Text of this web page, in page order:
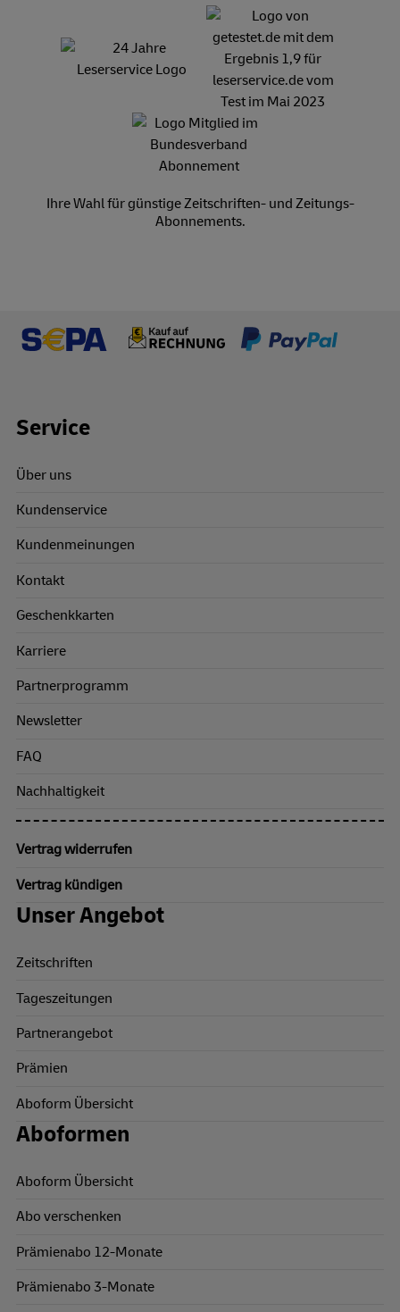
Ihre Wahl für günstige Zeitschriften- und Zeitungs-
Abonnements.
Footer Links
Service
Über uns
Kundenservice
Kundenmeinungen
Kontakt
Geschenkkarten
Karriere
Partnerprogramm
Newsletter
FAQ
Nachhaltigkeit
Vertrag widerrufen
Vertrag kündigen
Unser Angebot
Zeitschriften
Tageszeitungen
Partnerangebot
Prämien
Aboform Übersicht
Aboformen
Aboform Übersicht
Abo verschenken
Prämienabo 12-Monate
Prämienabo 3-Monate